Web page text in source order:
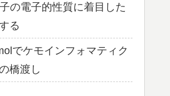
の電子的性質に着目した
る
でケモインフォマティク
橋渡し